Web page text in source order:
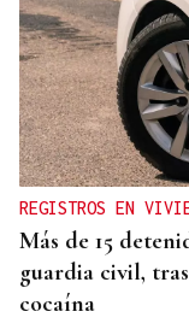
REGISTROS EN
Más de 15
guardia civil,
cocaína